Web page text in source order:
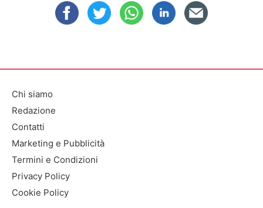
Chi siamo
Redazione
Contatti
Marketing e Pubblicità
Termini e Condizioni
Privacy Policy
Cookie Policy